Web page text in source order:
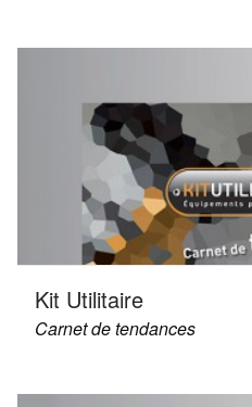
Kit Utilitaire
Carnet de tendances